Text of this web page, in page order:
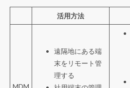
活用方法
MDM
遠隔地にある端
末をリモート管
理する